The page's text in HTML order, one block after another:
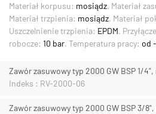
Materiał korpusu: mosiądz. Materiał
Materiał trzpienia: mosiądz. Materiał
Uszczelnienie trzpienia: EPDM.
robocze: 10 bar. Temperatura pracy: od
Zawór zasuwowy typ 2000 GW BSP 1/
Indeks : RV-2000-06
Zawór zasuwowy typ 2000 GW BSP 3/